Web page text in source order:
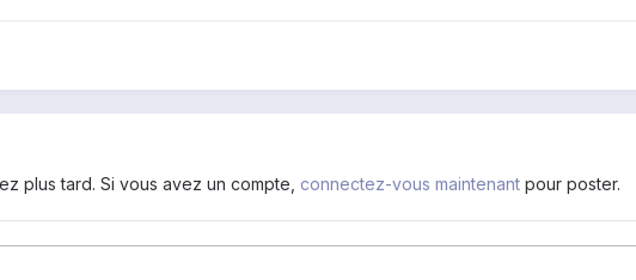
plus tard. Si vous avez un compte, connectez-vous maintenant pour poster.